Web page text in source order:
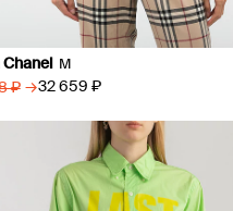
Chanel M
₽ → 32 659 ₽